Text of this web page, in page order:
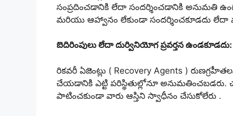
సంప్రదించడానికి లేదా సందర్శించడానికి అనుమతి
మరియు ఆహ్వానం లేకుండా సందర్శించకూడదు లేదా
బెదిరింపులు లేదా దుర్వినియోగ ప్రవర్తన ఉండకూడదు:
రికవరీ ఏజెంట్లు ( Recovery Agents )
చేయడానికి ఎట్టి పరిస్థితుల్లోనూ
పాటించకుండా వారు ఆస్తిని స్వాధీనం చేసుకోలేరు .